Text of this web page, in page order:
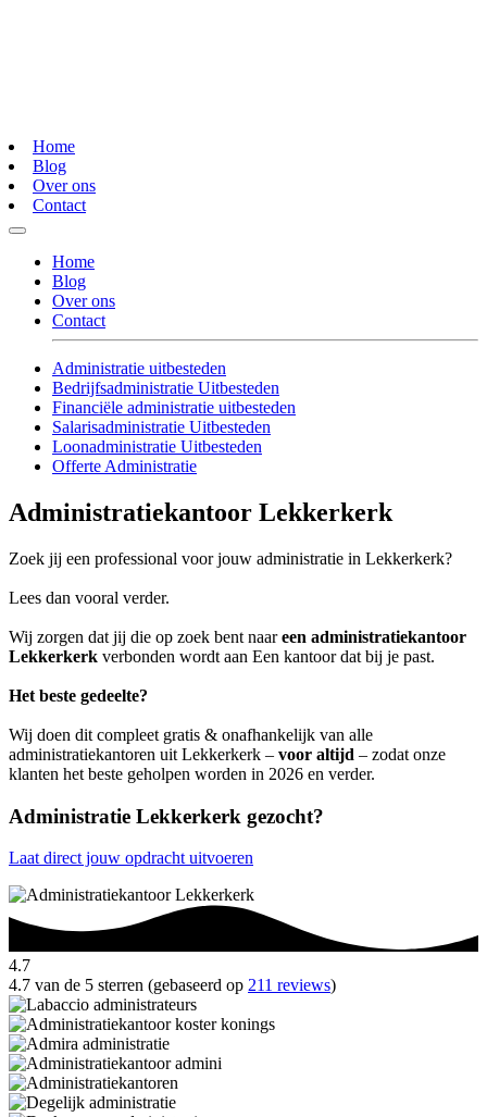
Home
Blog
Over ons
Contact
Home
Blog
Over ons
Contact
Administratie uitbesteden
Bedrijfsadministratie Uitbesteden
Financiële administratie uitbesteden
Salarisadministratie Uitbesteden
Loonadministratie Uitbesteden
Offerte Administratie
Administratiekantoor Lekkerkerk
Zoek jij een professional voor jouw administratie in Lekkerkerk?
Lees dan vooral verder.
Wij zorgen dat jij die op zoek bent naareen administratiekantoor
Lekkerkerk verbonden wordt aan Een kantoor dat bij je past.
Het beste gedeelte?
Wij doen dit compleet gratis & onafhankelijk van alle
administratiekantoren uit Lekkerkerk – voor altijd – zodat onze
klanten het beste geholpen worden in 2026 en verder.
Administratie Lekkerkerk gezocht?
Laat direct jouw opdracht uitvoeren
4.7
4.7 van de 5 sterren (gebaseerd op 211 reviews)